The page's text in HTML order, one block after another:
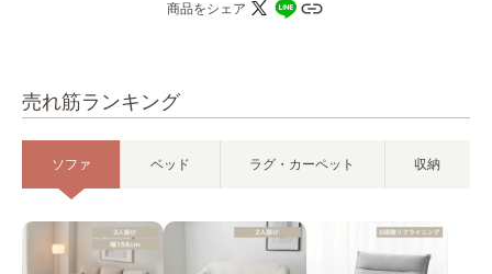
売れ筋ランキング
ソファ ベッド ラグ・カーペット 収納
商品をシェア